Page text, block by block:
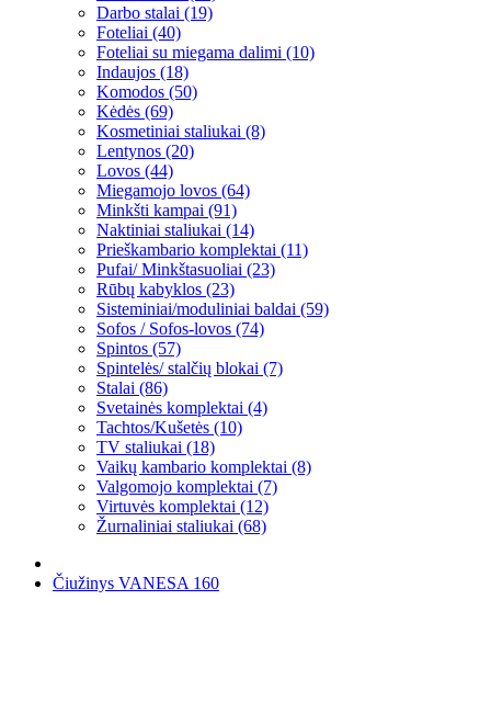
Darbo stalai (19)
Foteliai (40)
Foteliai su miegama dalimi (10)
Indaujos (18)
Komodos (50)
Kėdės (69)
Kosmetiniai staliukai (8)
Lentynos (20)
Lovos (44)
Miegamojo lovos (64)
Minkšti kampai (91)
Naktiniai staliukai (14)
Prieškambario komplektai (11)
Pufai/ Minkštasuoliai (23)
Rūbų kabyklos (23)
Sisteminiai/moduliniai baldai (59)
Sofos / Sofos-lovos (74)
Spintos (57)
Spintelės/ stalčių blokai (7)
Stalai (86)
Svetainės komplektai (4)
Tachtos/Kušetės (10)
TV staliukai (18)
Vaikų kambario komplektai (8)
Valgomojo komplektai (7)
Virtuvės komplektai (12)
Žurnaliniai staliukai (68)
Čiužinys VANESA 160